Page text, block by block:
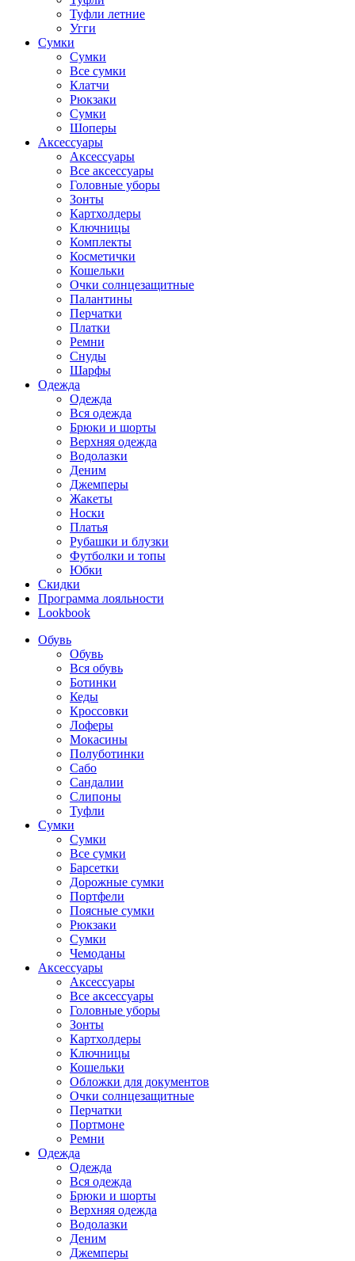
Туфли летние
Угги
Сумки
Сумки
Все сумки
Клатчи
Рюкзаки
Сумки
Шоперы
Аксессуары
Аксессуары
Все аксессуары
Головные уборы
Зонты
Картхолдеры
Ключницы
Комплекты
Косметички
Кошельки
Очки солнцезащитные
Палантины
Перчатки
Платки
Ремни
Снуды
Шарфы
Одежда
Одежда
Вся одежда
Брюки и шорты
Верхняя одежда
Водолазки
Деним
Джемперы
Жакеты
Носки
Платья
Рубашки и блузки
Футболки и топы
Юбки
Скидки
Программа лояльности
Lookbook
Обувь
Обувь
Вся обувь
Ботинки
Кеды
Кроссовки
Лоферы
Мокасины
Полуботинки
Сабо
Сандалии
Слипоны
Туфли
Сумки
Сумки
Все сумки
Барсетки
Дорожные сумки
Портфели
Поясные сумки
Рюкзаки
Сумки
Чемоданы
Аксессуары
Аксессуары
Все аксессуары
Головные уборы
Зонты
Картхолдеры
Ключницы
Кошельки
Обложки для документов
Очки солнцезащитные
Перчатки
Портмоне
Ремни
Одежда
Одежда
Вся одежда
Брюки и шорты
Верхняя одежда
Водолазки
Деним
Джемперы